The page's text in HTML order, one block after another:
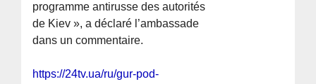
programme antirusse des autorités
de Kiev », a déclaré l’ambassade
dans un commentaire.
https://24tv.ua/ru/gur-pod-